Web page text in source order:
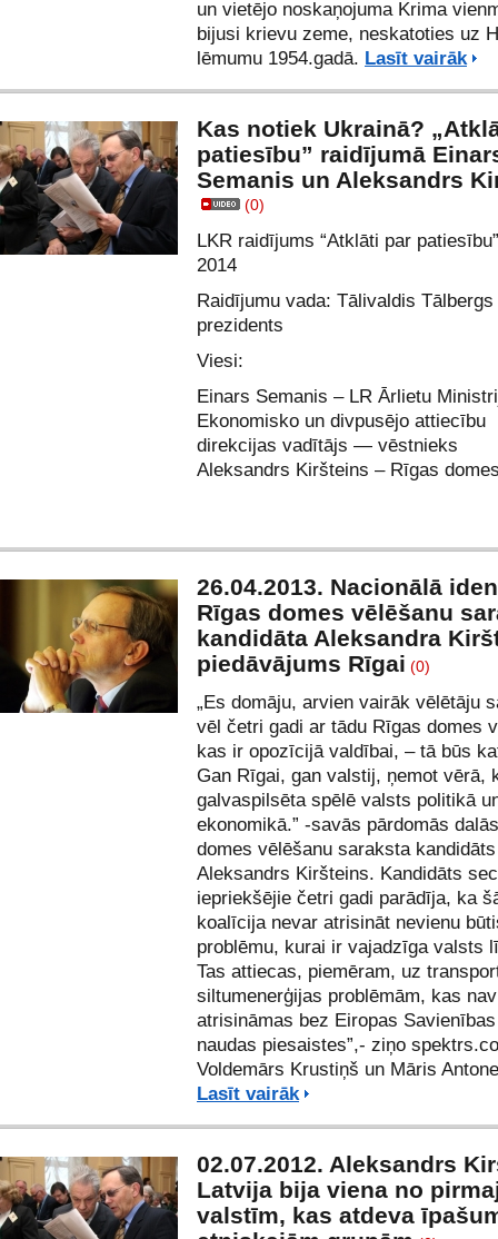
un vietējo noskaņojuma Krima
bijusi krievu zeme, neskatoties uz
lēmumu 1954.gadā. Lasīt vairāk
Kas notiek Ukrainā?
patiesību” raidījumā
Semanis un Aleksandrs
(0)
LKR raidījums “Atklāti par
2014
Raidījumu vada: Tālivaldis Tālbergs
prezidents
Viesi:
Einars Semanis – LR Ārlietu
Ekonomisko un divpusējo attiecību
direkcijas vadītājs — vēstnieks
Aleksandrs Kiršteins – Rīgas
26.04.2013. Nacionālā
Rīgas domes vēlēšanu
kandidāta Aleksandra
piedāvājums Rīgai (0)
„Es domāju, arvien vairāk vēlētāju
vēl četri gadi ar tādu Rīgas domes
kas ir opozīcijā valdībai, – tā būs
Gan Rīgai, gan valstij, ņemot vērā,
galvaspilsēta spēlē valsts politikā
ekonomikā.” -savās pārdomās
domes vēlēšanu saraksta kandidāts
Aleksandrs Kiršteins. Kandidāts
iepriekšējie četri gadi parādīja, ka
koalīcija nevar atrisināt nevienu
problēmu, kurai ir vajadzīga valsts
Tas attiecas, piemēram, uz
siltumenerģijas problēmām, kas nav
atrisināmas bez Eiropas
naudas piesaistes”,- ziņo
Voldemārs Krustiņš un Māris
Lasīt vairāk
02.07.2012. Aleksandrs
Latvija bija viena no
valstīm, kas atdeva